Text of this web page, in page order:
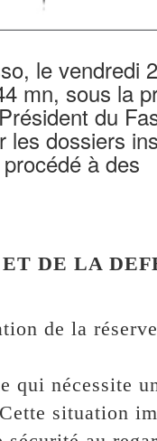
le vendredi
mn, sous la
du
les dossiers
à des
DE LA
de la
qui nécessite
situation